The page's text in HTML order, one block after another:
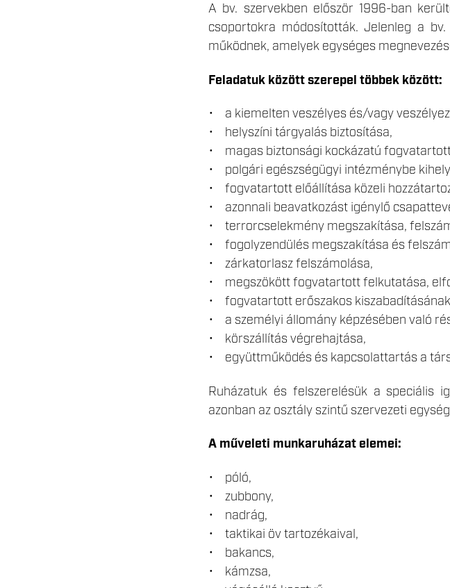
A bv. szervekben először 1996-ban
csoportokra módosították. Jelenleg a
működnek, amelyek egységes
Feladatuk között szerepel többek között:
• a kiemelten veszélyes és/vagy
• helyszíni tárgyalás biztosítása,
• magas biztonsági kockázatú
• polgári egészségügyi intézménybe
• fogvatartott előállítása közeli
• azonnali beavatkozást igénylő
• terrorcselekmény megszakítása,
• fogolyzendülés megszakítása és
• zárkatorlasz felszámolása,
• megszökött fogvatartott felkutatása,
• fogvatartott erőszakos
• a személyi állomány képzésében való
• körszállítás végrehajtása,
• együttműködés és kapcsolattartás a
Ruházatuk és felszerelésük a speciális
azonban az osztály szintű szervezeti
A műveleti munkaruházat elemei:
• póló,
• zubbony,
• nadrág,
• taktikai öv tartozékaival,
• bakancs,
• kámzsa,